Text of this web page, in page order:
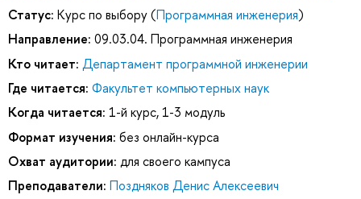
Статус: Курс по выбору (Программная инженерия)
Направление: 09.03.04. Программная инженерия
Кто читает: Департамент программной инженерии
Где читается: Факультет компьютерных наук
Когда читается: 1-й курс, 1-3 модуль
Формат изучения: без онлайн-курса
Охват аудитории: для своего кампуса
Преподаватели: Поздняков Денис Алексеевич